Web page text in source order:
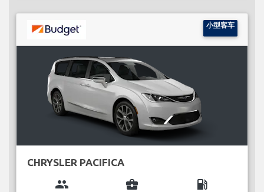
小型客车
CHRYSLER PACIFICA
group business_center local_gas_station